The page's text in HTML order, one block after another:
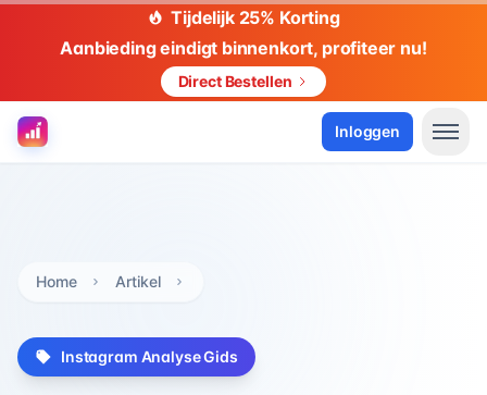
Tijdelijk 25% Korting
Aanbieding eindigt binnenkort, profiteer nu!
Direct Bestellen
Inloggen
Home Artikel
Instagram Analyse Gids